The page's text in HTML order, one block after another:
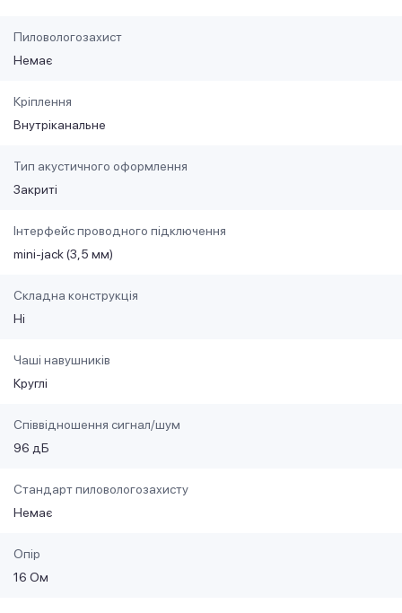
Пиловологозахист
Немає
Кріплення
Внутріканальне
Тип акустичного оформлення
Закриті
Інтерфейс проводного підключення
mini-jack (3,5 мм)
Складна конструкція
Ні
Чаші навушників
Круглі
Співвідношення сигнал/шум
96 дБ
Стандарт пиловологозахисту
Немає
Опір
16 Ом